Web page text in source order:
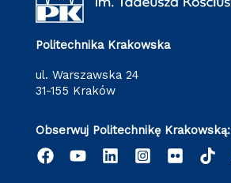
Politechnika Krakowska
ul. Warszawska 24
31-155 Kraków
Obserwuj Politechnikę Krakowską: